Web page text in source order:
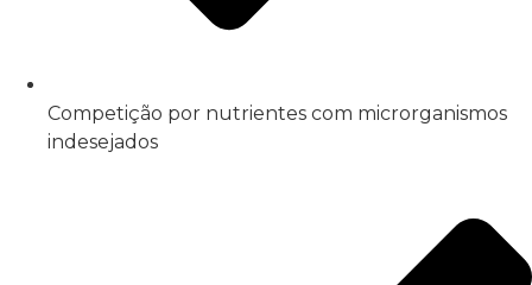
Competição por nutrientes com microrganismos
indesejados